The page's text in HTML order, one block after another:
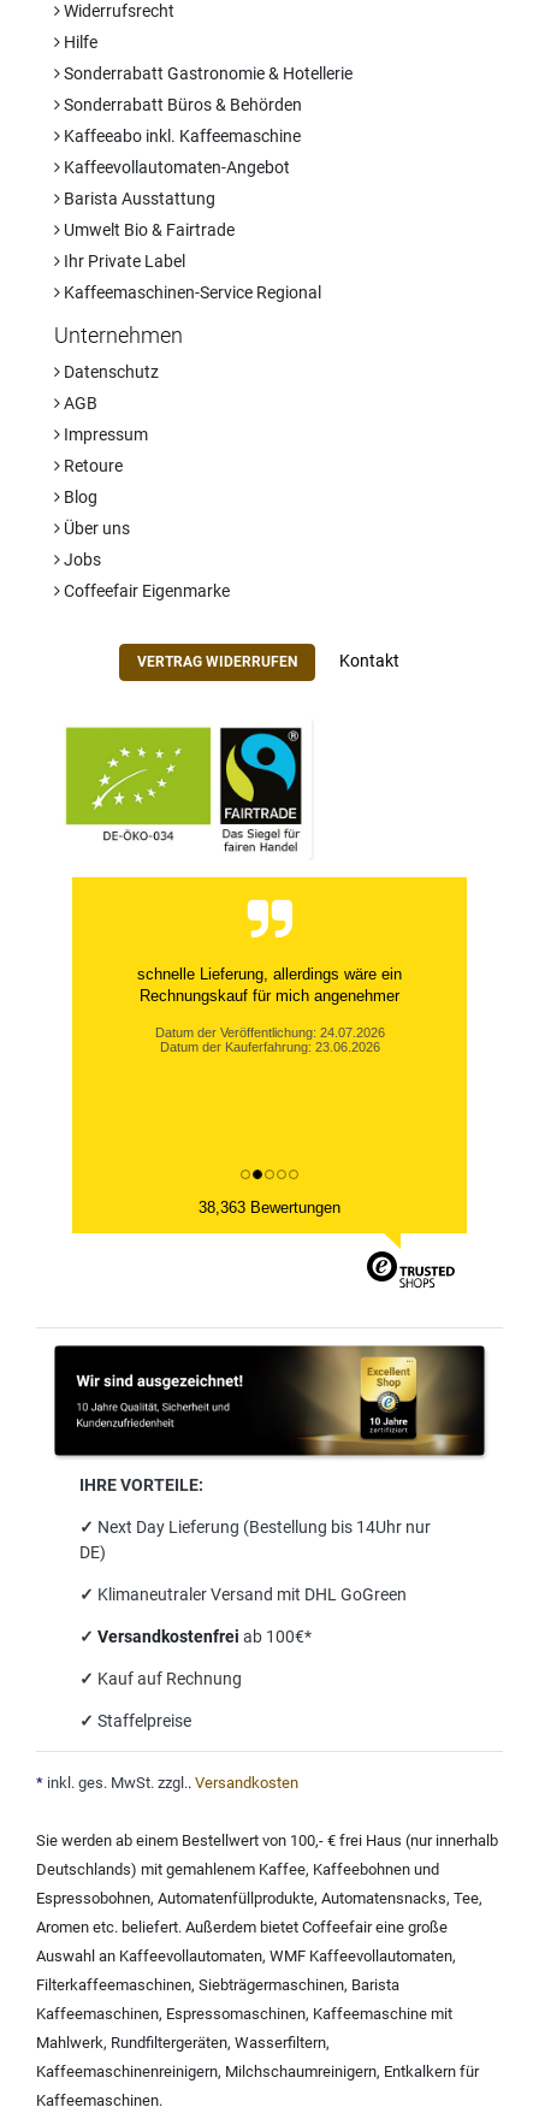
Widerrufsrecht
Hilfe
Sonderrabatt Gastronomie & Hotellerie
Sonderrabatt Büros & Behörden
Kaffeeabo inkl. Kaffeemaschine
Kaffeevollautomaten-Angebot
Barista Ausstattung
Umwelt Bio & Fairtrade
Ihr Private Label
Kaffeemaschinen-Service Regional
Unternehmen
Datenschutz
AGB
Impressum
Retoure
Blog
Über uns
Jobs
Coffeefair Eigenmarke
VERTRAG WIDERRUFEN Kontakt
schnelle Lieferung, allerdings wäre ein
Rechnungskauf für mich angenehmer
Datum der Veröffentlichung: 24.07.2026
Datum der Kauferfahrung: 23.06.2026
38,363 Bewertungen
IHRE VORTEILE:
✓ Next Day Lieferung (Bestellung bis 14Uhr nur
DE)
✓ Klimaneutraler Versand mit DHL GoGreen
✓ Versandkostenfrei ab 100€*
✓ Kauf auf Rechnung
✓ Staffelpreise
* inkl. ges. MwSt. zzgl.. Versandkosten
Sie werden ab einem Bestellwert von 100,- € frei Haus (nur innerhalb
Deutschlands) mit gemahlenem Kaffee, Kaffeebohnen und
Espressobohnen, Automatenfüllprodukte, Automatensnacks, Tee,
Aromen etc. beliefert. Außerdem bietet Coffeefair eine große
Auswahl an Kaffeevollautomaten, WMF Kaffeevollautomaten,
Filterkaffeemaschinen, Siebträgermaschinen, Barista
Kaffeemaschinen, Espressomaschinen, Kaffeemaschine mit
Mahlwerk, Rundfiltergeräten, Wasserfiltern,
Kaffeemaschinenreinigern, Milchschaumreinigern, Entkalkern für
Kaffeemaschinen.